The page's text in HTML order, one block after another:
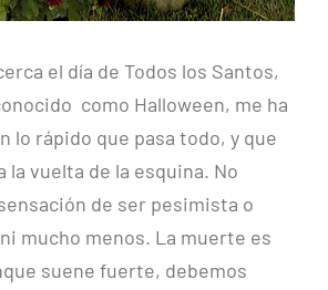
el día de Todos los Santos,
como Halloween, me ha
lo rápido que pasa todo, y que
la vuelta de la esquina. No
de ser pesimista o
mucho menos. La muerte es
suene fuerte, debemos